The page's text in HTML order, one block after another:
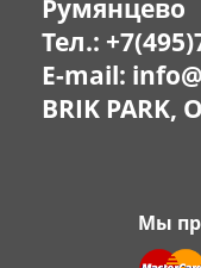
Румянцево
Тел.:
E-mail:
BRIK PARK,
Мы